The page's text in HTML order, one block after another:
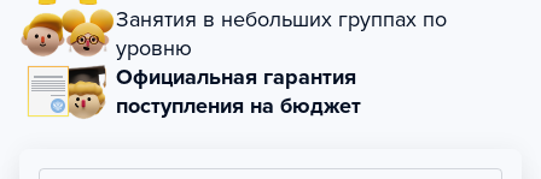
Занятия в небольших группах по
уровню
Официальная гарантия
поступления на бюджет